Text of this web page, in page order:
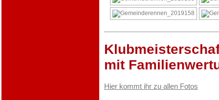
mit
Hier kommt ihr zu allen Fotos